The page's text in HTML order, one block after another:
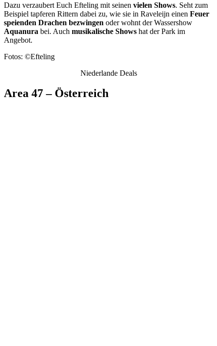
Dazu verzaubert Euch Efteling mit seinen vielen Shows. Seht zum
Beispiel tapferen Rittern dabei zu, wie sie in Raveleijn einen Feuer
speienden Drachen bezwingen oder wohnt der Wassershow
Aquanura bei. Auch musikalische Shows hat der Park im
Angebot.
Fotos: ©Efteling
Niederlande Deals
Area 47 – Österreich